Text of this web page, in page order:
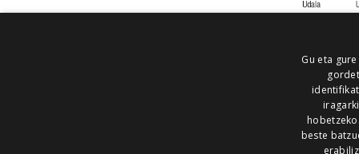
Gu eta
hobetzeko.
beste